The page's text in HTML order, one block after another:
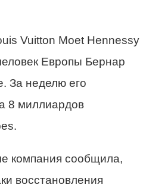
Vuitton Moet Hennessy
Европы Бернар
За неделю его
8 миллиардов
компания сообщила,
восстановления